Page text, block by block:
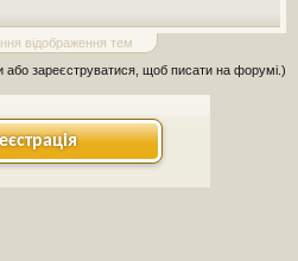
відображення тем
або зареєструватися, щоб писати на форумі.)